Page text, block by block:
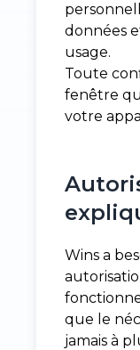
données
usage.
Toute
fenêtre
votre
Wins a
que le
jamais à